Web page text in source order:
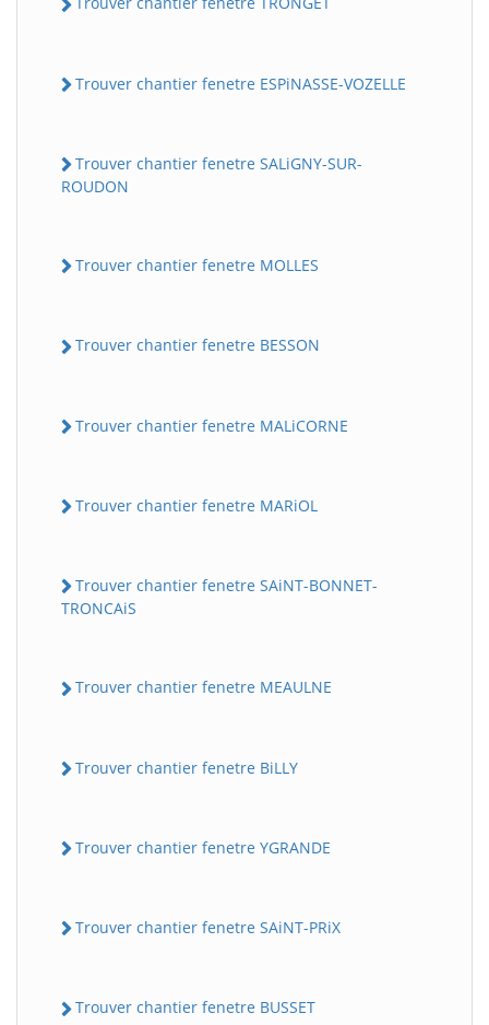
Trouver chantier fenetre ESPiNASSE-VOZELLE
Trouver chantier fenetre SALiGNY-SUR-
ROUDON
Trouver chantier fenetre MOLLES
Trouver chantier fenetre BESSON
Trouver chantier fenetre MALiCORNE
Trouver chantier fenetre MARiOL
Trouver chantier fenetre SAiNT-BONNET-
TRONCAiS
Trouver chantier fenetre MEAULNE
Trouver chantier fenetre BiLLY
Trouver chantier fenetre YGRANDE
Trouver chantier fenetre SAiNT-PRiX
Trouver chantier fenetre BUSSET